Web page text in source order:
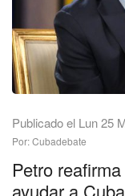
Publicado el Lun 25
Por: Cubadebate
Petro